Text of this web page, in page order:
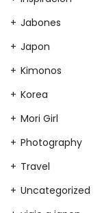
Jabones
Japon
Kimonos
Korea
Mori Girl
Photography
Travel
Uncategorized